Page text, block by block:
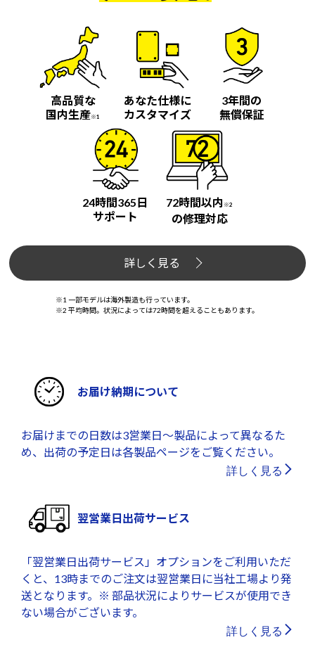
高品質な
国内生産※1
あなた仕様に
カスタマイズ
3年間の
無償保証
24時間365日
サポート
72時間以内 ※2
の修理対応
詳しく見る
※1 一部モデルは海外製造も行っています。
※2 平均時間。状況によっては72時間を超えることもあります。
お届け納期について
お届けまでの日数は3営業日～製品によって異なるた
め、出荷の予定日は各製品ページをご覧ください。
詳しく見る
翌営業日出荷サービス
「翌営業日出荷サービス」オプションをご利用いただ
くと、13時までのご注文は翌営業日に当社工場より発
送となります。※ 部品状況によりサービスが使用でき
ない場合がございます。
詳しく見る